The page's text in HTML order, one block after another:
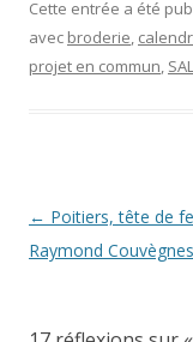
Cette entrée a été
avec broderie,
projet en commun, SAL
Navigation
des
← Poitiers, tête de
Raymond Couvègnes